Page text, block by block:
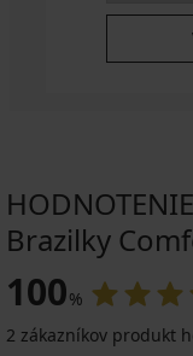
Brazilky
100%
2 zákazníkov produkt